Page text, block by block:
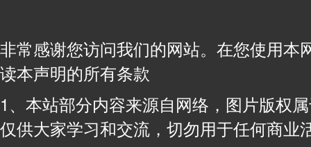
非常感谢您访问我们的网站。在您使用本
读本声明的所有条款
1、本站部分内容来源自网络，图片版权
仅供大家学习和交流，切勿用于任何商业